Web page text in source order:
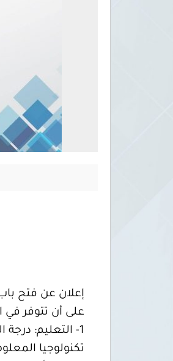
إعلان عن فتح
على أن تتوفر في
1- التعليم:
تكنولوجيا